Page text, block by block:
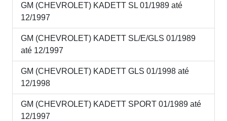
GM (CHEVROLET) KADETT SL 01/1989 até
12/1997
GM (CHEVROLET) KADETT SL/E/GLS 01/1989
até 12/1997
GM (CHEVROLET) KADETT GLS 01/1998 até
12/1998
GM (CHEVROLET) KADETT SPORT 01/1989 até
12/1997